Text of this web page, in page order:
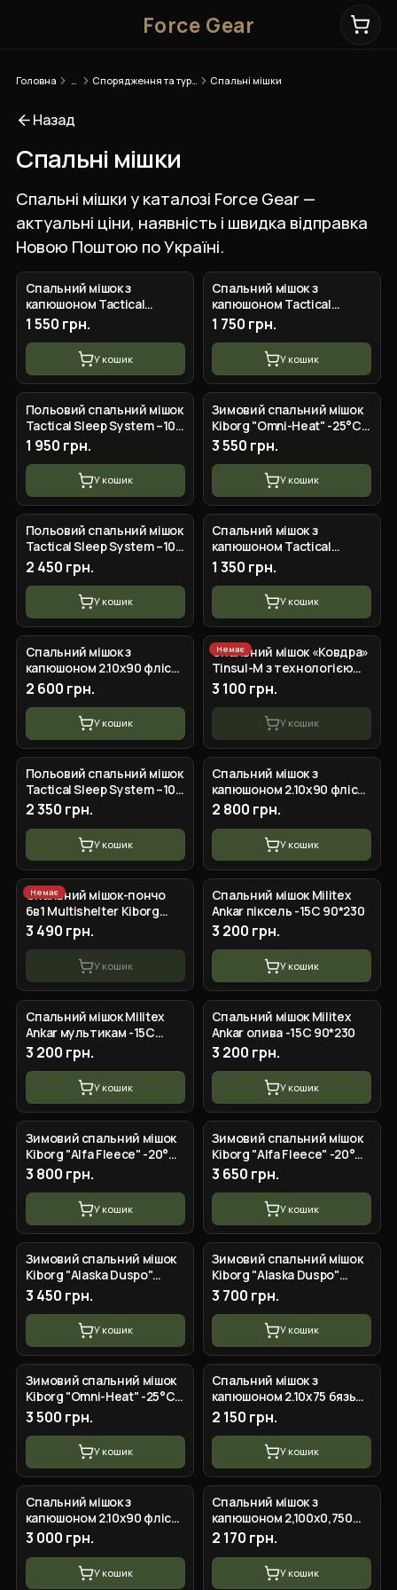
Force Gear
Головна Спорядження та туризм Спальні мішки
Назад
Спальні мішки
Спальні мішки у каталозі Force Gear —
актуальні ціни, наявність і швидка відправка
Новою Поштою по Україні.
Спальний мішок з
капюшоном Tactical
Summer FS (220 90 см)
мультикам
1 550 грн.
У кошик
Спальний мішок з
капюшоном Tactical
1 750 грн.
У кошик
Польовий спальний мішок
Tactical Sleep System –10
°C (0,73*2,2 м)
1 950 грн.
У кошик
Зимовий спальний мішок
Kiborg "Omni-Heat" -25°C
олива (85x210)
3 550 грн.
У кошик
+4вар.
Польовий спальний мішок
Tactical Sleep System –10
°C (1*2,2 м)
2 450 грн.
У кошик
Спальний мішок з
капюшоном Tactical
Summer FS (73 220)
Піксель
1 350 грн.
У кошик
Спальний мішок з
капюшоном 2.10х90 фліс
олива
2 600 грн.
У кошик
Немає
Спальний мішок «Ковдра»
Tinsul-M з технологією
Omni-Heat, хакі
3 100 грн.
У кошик
+4вар.
Польовий спальний мішок
Tactical Sleep System –10
°C (0,9*2,2 м)
2 350 грн.
У кошик
Спальний мішок з
капюшоном 2.10х90 фліс
чорний зимовий
2 800 грн.
У кошик
Немає
Спальний мішок-пончо
6в1 Multishelter Kiborg
Multicam утеплений
3 490 грн.
У кошик
Спальний мішок Militex
Ankar піксель -15С 90*230
3 200 грн.
У кошик
Спальний мішок Militex
Ankar мультикам -15С
90*230
3 200 грн.
У кошик
Спальний мішок Militex
Ankar олива -15С 90*230
3 200 грн.
У кошик
Зимовий спальний мішок
Kiborg "Alfa Fleece" -20°C
піксель (85x210)
3 800 грн.
У кошик
Зимовий спальний мішок
Kiborg "Alfa Fleece" -20°C
олива (85x210)
3 650 грн.
У кошик
Зимовий спальний мішок
Kiborg "Alaska Duspo"
-20°C олива (85x210)
3 450 грн.
У кошик
Зимовий спальний мішок
Kiborg "Alaska Duspo"
-20°C піксель (85x210)
3 700 грн.
У кошик
Зимовий спальний мішок
Kiborg "Omni-Heat" -25°C
піксель (85x210)
3 500 грн.
У кошик
Спальний мішок з
капюшоном 2.10х75 бязь
олива
2 150 грн.
У кошик
Спальний мішок з
капюшоном 2.10х90 фліс
олива зимовий
3 000 грн.
У кошик
Спальний мішок з
капюшоном 2,100х0,750
фліс піксель
2 170 грн.
У кошик